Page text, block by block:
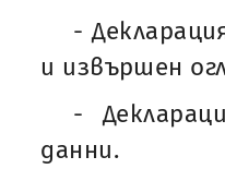
-
и извършен
-
данни.